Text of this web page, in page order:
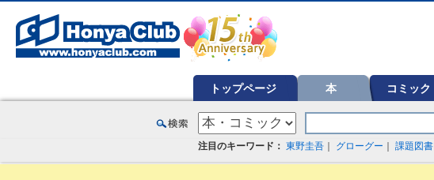
トップページ 本 コミック
注目のキーワード： 東野圭吾 グローグー 課題図書